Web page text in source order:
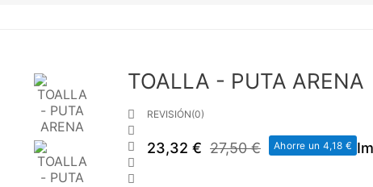
TOALLA - PUTA ARENA





REVISIÓN(0)
23,32 € 27,50 € Ahorre un 4,18 €